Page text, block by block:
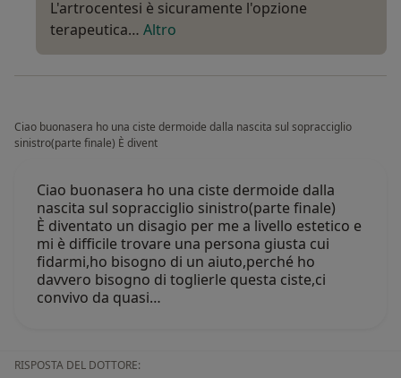
L'artrocentesi è sicuramente l'opzione
terapeutica… Altro
Ciao buonasera ho una ciste dermoide dalla nascita sul sopracciglio
sinistro(parte finale) È divent
Ciao buonasera ho una ciste dermoide dalla
nascita sul sopracciglio sinistro(parte finale)
È diventato un disagio per me a livello estetico e
mi è difficile trovare una persona giusta cui
fidarmi,ho bisogno di un aiuto,perché ho
davvero bisogno di toglierle questa ciste,ci
convivo da quasi…
RISPOSTA DEL DOTTORE: